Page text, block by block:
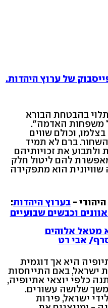
של ערוץ היהדות.
בהבטחת הבורא
משפחות האדמה".
וכולם שווים
ברם לא תמיד
את זכויותיהם
להם ליטול חלק
הוא מתפקידה
- בערוץ היהדות:
וכבשים שבועיים
מטאל אלוהים
אבי רט
היא אך דוגמית
ישראל, באם התייחסות
כלפי יוצאי אתיופיה,
שלושה עשורים.
ישראל, פירות